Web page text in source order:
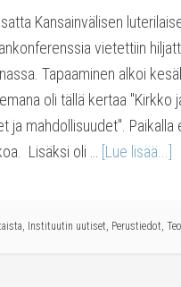
Kansainvälisen
vietettiin
Tapaaminen alkoi
oli tällä kertaa "Kirkko
ja mahdollisuudet".
Lisäksi oli …
[Lue lisää...]
, Instituutin uutiset, Perustiedot,